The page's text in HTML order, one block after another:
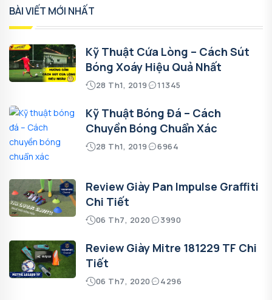
BÀI VIẾT MỚI NHẤT
Kỹ Thuật Cứa Lòng – Cách Sút
Bóng Xoáy Hiệu Quả Nhất
28 Th1, 2019 11345
Kỹ Thuật Bóng Đá – Cách
Chuyền Bóng Chuẩn Xác
28 Th1, 2019 6964
Review Giày Pan Impulse Graffiti
Chi Tiết
06 Th7, 2020 3990
Review Giày Mitre 181229 TF Chi
Tiết
06 Th7, 2020 4296